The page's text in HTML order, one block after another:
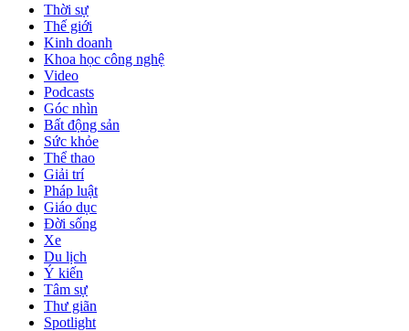
Thời sự
Thế giới
Kinh doanh
Khoa học công nghệ
Video
Podcasts
Góc nhìn
Bất động sản
Sức khỏe
Thể thao
Giải trí
Pháp luật
Giáo dục
Đời sống
Xe
Du lịch
Ý kiến
Tâm sự
Thư giãn
Spotlight